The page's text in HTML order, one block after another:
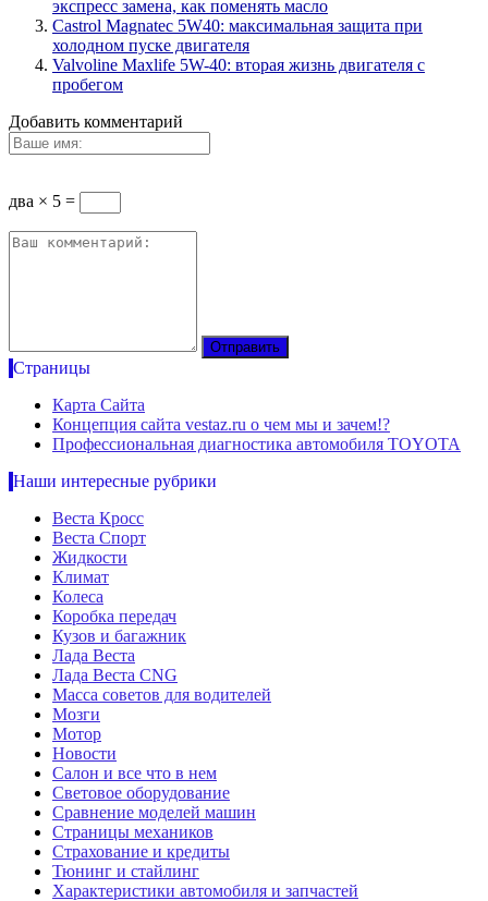
экспресс замена, как поменять масло
Castrol Magnatec 5W40: максимальная защита при
холодном пуске двигателя
Valvoline Maxlife 5W-40: вторая жизнь двигателя с
пробегом
Добавить комментарий
два × 5 =
Страницы
Карта Сайта
Концепция сайта vestaz.ru о чем мы и зачем!?
Профессиональная диагностика автомобиля TOYOTA
Наши интересные рубрики
Веста Кросс
Веста Спорт
Жидкости
Климат
Колеса
Коробка передач
Кузов и багажник
Лада Веста
Лада Веста CNG
Масса советов для водителей
Мозги
Мотор
Новости
Салон и все что в нем
Световое оборудование
Сравнение моделей машин
Страницы механиков
Страхование и кредиты
Тюнинг и стайлинг
Характеристики автомобиля и запчастей